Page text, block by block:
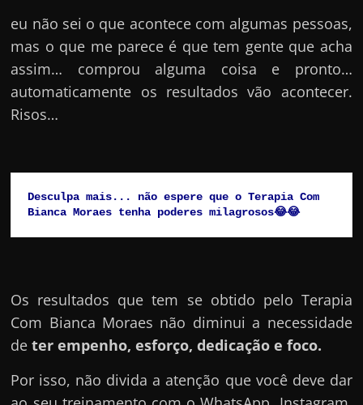
eu não sei o que acontece com algumas pessoas,
mas o que me parece é que tem gente que acha
assim… comprou alguma coisa e pronto…
automaticamente os resultados vão acontecer.
Risos…
Desculpa mais... não espere que o Terapia Com
Bianca Moraes tenha poderes milagrosos😂😂
Os resultados que tem se obtido pelo Terapia
Com Bianca Moraes não diminui a necessidade
de ter empenho, esforço, dedicação e foco.
Por isso, não divida a atenção que você deve dar